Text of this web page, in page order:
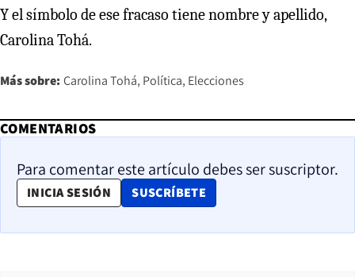
Y el símbolo de ese fracaso tiene nombre y apellido,
Carolina Tohá.
Más sobre: Carolina Tohá Política Elecciones
COMENTARIOS
Para comentar este artículo debes ser suscriptor.
INICIA SESIÓN SUSCRÍBETE
OPENS IN NEW WINDOW